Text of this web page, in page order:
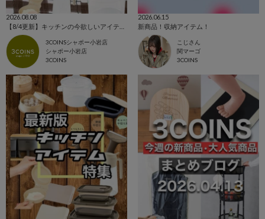
2026.08.08
3COINSシャポー小岩店
シャポー小岩店
3COINS
2026.06.15
新商品！収納アイテム！
こじさん
関マーゴ
3COINS